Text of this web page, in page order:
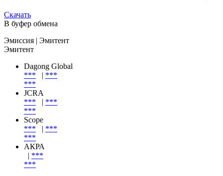
Скачать
В буфер обмена
Эмиссия | Эмитент
Эмитент
Dagong Global
***
| ***
***
JCRA
***
| ***
***
Scope
***
| ***
***
АКРА
| ***
***